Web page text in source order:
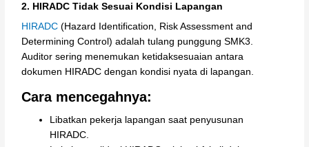
2. HIRADC Tidak Sesuai Kondisi Lapangan
HIRADC (Hazard Identification, Risk Assessment and
Determining Control) adalah tulang punggung SMK3.
Auditor sering menemukan ketidaksesuaian antara
dokumen HIRADC dengan kondisi nyata di lapangan.
Cara mencegahnya:
Libatkan pekerja lapangan saat penyusunan
HIRADC.